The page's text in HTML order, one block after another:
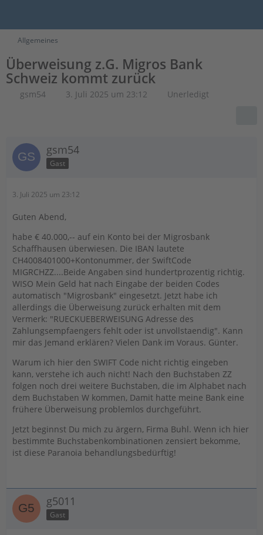
Allgemeines
Überweisung z.G. Migros Bank
Schweiz kommt zurück
gsm54 3. Juli 2025 um 23:12 Unerledigt
gsm54
Gast
3. Juli 2025 um 23:12
Guten Abend,
habe € 40.000,-- auf ein Konto bei der Migrosbank
Schaffhausen überwiesen. Die IBAN lautete
CH4008401000+Kontonummer, der SwiftCode
MIGRCHZZ....Beide Angaben sind hundertprozentig richtig.
WISO Mein Geld hat nach Eingabe der beiden Codes
automatisch "Migrosbank" eingesetzt. Jetzt habe ich
allerdings die Überweisung zurück erhalten mit dem
Vermerk: "RUECKUEBERWEISUNG Adresse des
Zahlungsempfaengers fehlt oder ist unvollstaendig". Kann
mir das Jemand erklären? Vielen Dank im Voraus. Günter.
Warum ich hier den SWIFT Code nicht richtig eingeben
kann, verstehe ich auch nicht! Nach den Buchstaben ZZ
folgen noch drei weitere Buchstaben, die im Alphabet nach
dem Buchstaben W kommen, Damit hatte meine Bank eine
frühere Überweisung problemlos durchgeführt.
Jetzt beginnst Du mich zu ärgern, Firma Buhl. Wenn ich hier
bestimmte Buchstabenkombinationen zensiert bekomme,
ist diese Paranoia behandlungsbedürftig!
g5011
Gast